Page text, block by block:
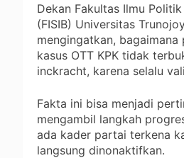
Dekan Fakultas Ilmu
(FISIB) Universitas
mengingatkan, bagaimana
kasus OTT KPK tidak
inckracht, karena selalu
Fakta ini bisa menjadi
mengambil langkah
ada kader partai terkena
langsung dinonaktifkan.